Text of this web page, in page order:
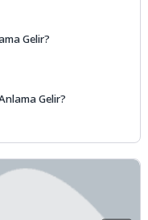
Gelir?
Gelir?